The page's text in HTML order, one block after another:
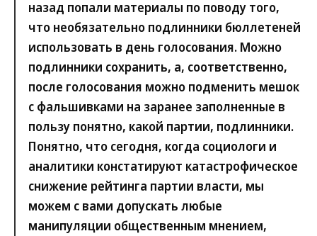
назад попали материалы по поводу того,
что необязательно подлинники бюллетеней
использовать в день голосования. Можно
подлинники сохранить, а, соответственно,
после голосования можно подменить мешок
с фальшивками на заранее заполненные в
пользу понятно, какой партии, подлинники.
Понятно, что сегодня, когда социологи и
аналитики констатируют катастрофическое
снижение рейтинга партии власти, мы
можем с вами допускать любые
манипуляции общественным мнением,